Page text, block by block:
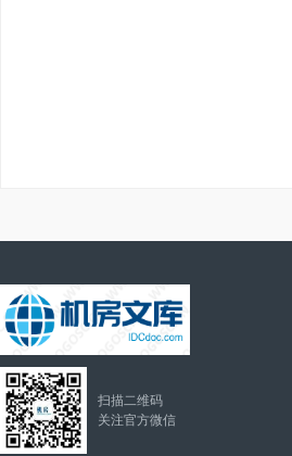
扫描二维码
关注官方微信